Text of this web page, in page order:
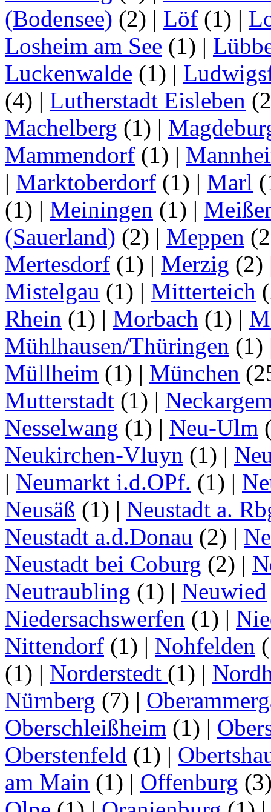
(Bodensee) (2) | Löf (1) |
Losheim am See (1) |
Luckenwalde (1) |
(4) | Lutherstadt Eisleben
Machelberg (1) |
Mammendorf (1) |
| Marktoberdorf (1) | Marl
(1) | Meiningen (1) |
(Sauerland) (2) | Meppen
Mertesdorf (1) | Merzig (2)
Mistelgau (1) | Mitterteich
Rhein (1) | Morbach (1) |
Mühlhausen/Thüringen (1)
Müllheim (1) | München
Mutterstadt (1) |
Nesselwang (1) | Neu-Ulm
Neukirchen-Vluyn (1) |
| Neumarkt i.d.OPf. (1) |
Neusäß (1) | Neustadt a.
Neustadt a.d.Donau (2) |
Neustadt bei Coburg (2) |
Neutraubling (1) | Neuwied
Niedersachswerfen (1) |
Nittendorf (1) | Nohfelden
(1) | Norderstedt (1) |
Nürnberg (7) |
Oberschleißheim (1) |
Oberstenfeld (1) |
am Main (1) | Offenburg